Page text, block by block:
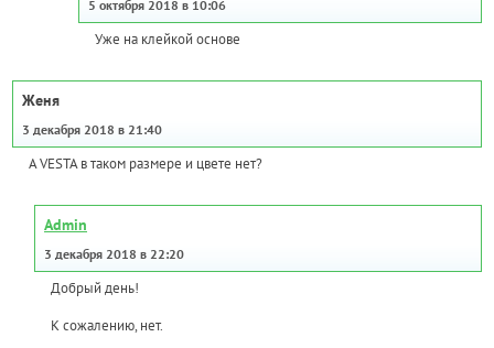
5 октября 2018 в 10:06
Уже на клейкой основе
Женя
3 декабря 2018 в 21:40
А VESTA в таком размере и цвете нет?
Admin
3 декабря 2018 в 22:20
Добрый день!
К сожалению, нет.